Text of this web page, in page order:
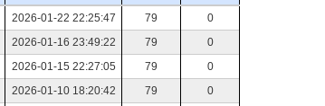
2026-01-22 22:25:47 79
0
2026-01-16 23:49:22 79
0
2026-01-15 22:27:05 79
0
2026-01-10 18:20:42 79
0